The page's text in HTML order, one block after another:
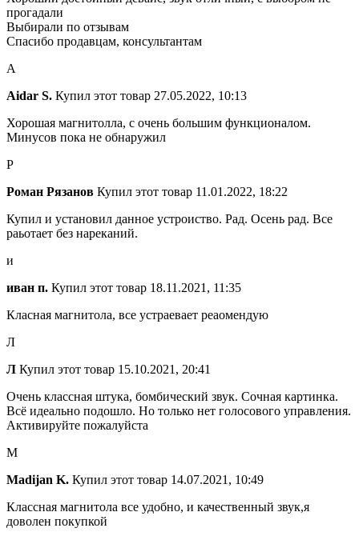
прогадали
Выбирали по отзывам
Спасибо продавцам, консультантам
A
Aidar S. Купил этот товар 27.05.2022, 10:13
Хорошая магнитолла, с очень большим функционалом.
Минусов пока не обнаружил
Р
Роман Рязанов Купил этот товар 11.01.2022, 18:22
Купил и установил данное устроиство. Рад. Осень рад. Все
раьотает без нареканий.
и
иван п. Купил этот товар 18.11.2021, 11:35
Класная магнитола, все устраевает реаомендую
Л
Л Купил этот товар 15.10.2021, 20:41
Очень классная штука, бомбический звук. Сочная картинка.
Всё идеально подошло. Но только нет голосового управления.
Активируйте пожалуйста
M
Madijan K. Купил этот товар 14.07.2021, 10:49
Классная магнитола все удобно, и качественный звук,я
доволен покупкой